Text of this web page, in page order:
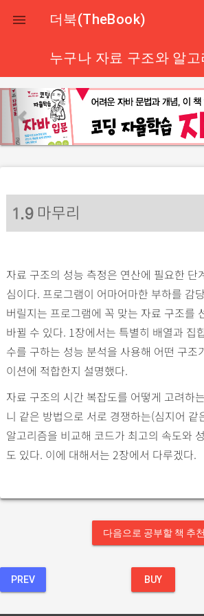
 더북(TheBook)
누구나 자료 구조와 알
p
r
e
o
u
s
1 .9마무리
자료 구조의 성능 측정은 연산에 필요한 단
심이다. 프로그램이 어마어마한 부하를 감
버릴지는 프로그램에 꼭 맞는 자료 구조를
바뀔 수 있다. 1장에서는 특별히 배열과 집
수를 구하는 성능 분석을 사용해 어떤 구조
이션에 적합한지 설명했다.
자료 구조의 시간 복잡도를 어떻게 고려하
니 같은 방법으로 서로 경쟁하는(심지어 같
알고리즘을 비교해 코드가 최고의 속도와
도 있다. 이에 대해서는 2장에서 다루겠다.
다음으로 공부할 책 추천
PREV BUY